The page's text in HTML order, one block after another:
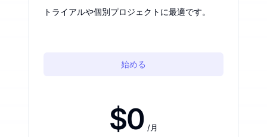
トライアルや個別プロジェクトに最適です。
始める
$0 /月